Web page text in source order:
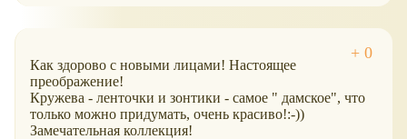
Как здорово с новыми лицами! Настоящее
преображение!
Кружева - ленточки и зонтики - самое " дамское", что
только можно придумать, очень красиво!:-))
Замечательная коллекция!